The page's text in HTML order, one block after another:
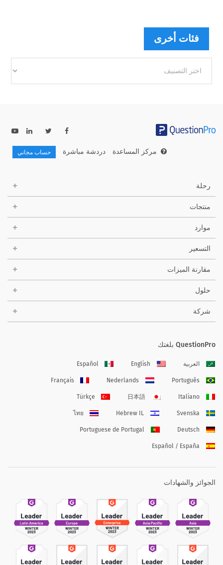
فئات أخرى
أخرى
مركز المساعدة دردشة مباشرة حساب مجاني
رحلة
منتجات
موارد
التسعير
مقارنة الميزات
حلول
شركة
QuestionPro بلغتك
العربية English
Español
Português
Nederlands
Français
Italiano
日本語
Türkçe
Svenska
Hebrew IL
ไทย
Deutsch
Portuguese de Portugal
Español / España
الجوائز والشهادات